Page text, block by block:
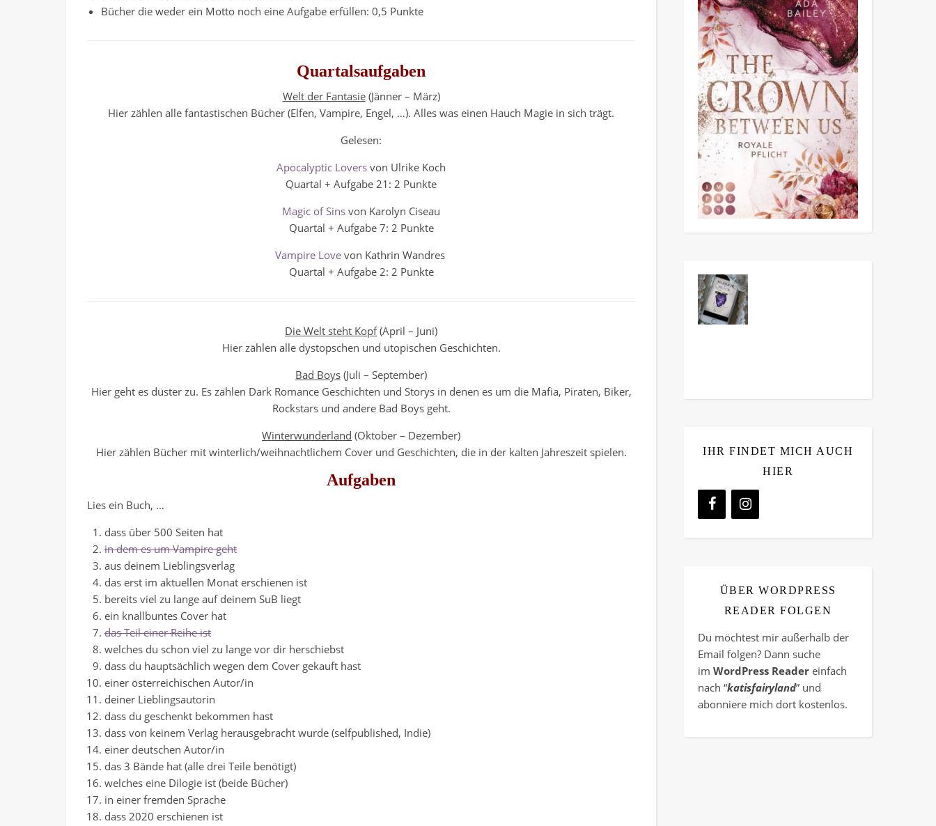
Bücher die weder ein Motto noch eine Aufgabe erfüllen: 0,5 Punkte
Quartalsaufgaben
Welt der Fantasie(Jänner – März)
Hier zählen alle fantastischen Bücher (Elfen, Vampire, Engel, …). Alles was einen Hauch Magie in sich trägt.
Gelesen:
Apocalyptic Lovers von Ulrike Koch
Quartal + Aufgabe 21: 2 Punkte
Magic of Sins von Karolyn Ciseau
Quartal + Aufgabe 7: 2 Punkte
Vampire Lovevon Kathrin Wandres
Quartal + Aufgabe 2: 2 Punkte
Die Welt steht Kopf(April – Juni)
Hier zählen alle dystopschen und utopischen Geschichten.
Bad Boys (Juli – September)
Hier geht es düster zu. Es zählen Dark Romance Geschichten und Storys in denen es um die Mafia, Piraten, Biker,
Rockstars und andere Bad Boys geht.
Winterwunderland (Oktober – Dezember)
Hier zählen Bücher mit winterlich/weihnachtlichem Cover und Geschichten, die in der kalten Jahreszeit spielen.
Aufgaben
Lies ein Buch, …
dass über 500 Seiten hat
in dem es um Vampire geht
aus deinem Lieblingsverlag
das erst im aktuellen Monat erschienen ist
bereits viel zu lange auf deinem SuB liegt
ein knallbuntes Cover hat
das Teil einer Reihe ist
welches du schon viel zu lange vor dir herschiebst
dass du hauptsächlich wegen dem Cover gekauft hast
einer österreichischen Autor/in
deiner Lieblingsautorin
dass du geschenkt bekommen hast
dass von keinem Verlag herausgebracht wurde (selfpublished, Indie)
einer deutschen Autor/in
das 3 Bände hat (alle drei Teile benötigt)
welches eine Dilogie ist (beide Bücher)
in einer fremden Sprache
dass 2020 erschienen ist
IHR FINDET MICH AUCH
HIER
ÜBER WORDPRESS
READER FOLGEN
Du möchtest mir außerhalb der
Email folgen? Dann suche
im WordPress Reader einfach
nach “katisfairyland” und
abonniere mich dort kostenlos.